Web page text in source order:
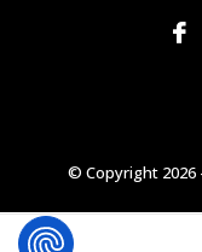
© Copyright 2026